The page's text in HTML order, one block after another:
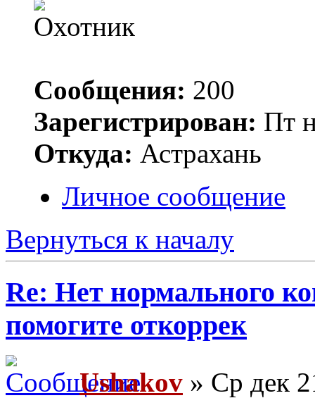
Сообщения: 200
Зарегистрирован: Пт
Откуда: Астрахань
Личное сообщение
Вернуться к началу
Re: Нет нормального
помогите откоррек
Ushakov » Ср дек